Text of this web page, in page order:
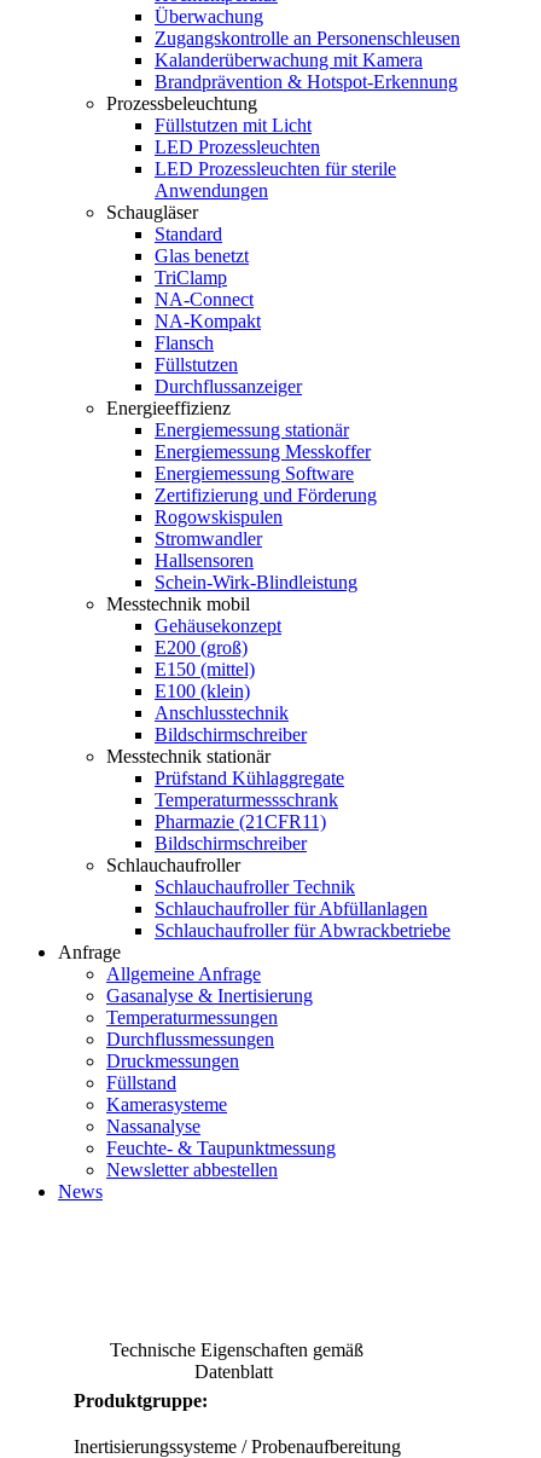
Überwachung
Zugangskontrolle an Personenschleusen
Kalanderüberwachung mit Kamera
Brandprävention & Hotspot-Erkennung
Prozessbeleuchtung
Füllstutzen mit Licht
LED Prozessleuchten
LED Prozessleuchten für sterile
Anwendungen
Schaugläser
Standard
Glas benetzt
TriClamp
NA-Connect
NA-Kompakt
Flansch
Füllstutzen
Durchflussanzeiger
Energieeffizienz
Energiemessung stationär
Energiemessung Messkoffer
Energiemessung Software
Zertifizierung und Förderung
Rogowskispulen
Stromwandler
Hallsensoren
Schein-Wirk-Blindleistung
Messtechnik mobil
Gehäusekonzept
E200 (groß)
E150 (mittel)
E100 (klein)
Anschlusstechnik
Bildschirmschreiber
Messtechnik stationär
Prüfstand Kühlaggregate
Temperaturmessschrank
Pharmazie (21CFR11)
Bildschirmschreiber
Schlauchaufroller
Schlauchaufroller Technik
Schlauchaufroller für Abfüllanlagen
Schlauchaufroller für Abwrackbetriebe
Anfrage
Allgemeine Anfrage
Gasanalyse & Inertisierung
Temperaturmessungen
Durchflussmessungen
Druckmessungen
Füllstand
Kamerasysteme
Nassanalyse
Feuchte- & Taupunktmessung
Newsletter abbestellen
News
Technische Eigenschaften gemäß
Datenblatt
Produktgruppe:
Inertisierungssysteme / Probenaufbereitung